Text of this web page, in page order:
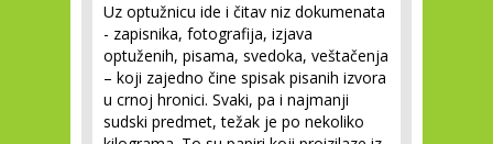
Uz optužnicu ide i čitav niz dokumenata
- zapisnika, fotografija, izjava
optuženih, pisama, svedoka, veštačenja
– koji zajedno čine spisak pisanih izvora
u crnoj hronici. Svaki, pa i najmanji
sudski predmet, težak je po nekoliko